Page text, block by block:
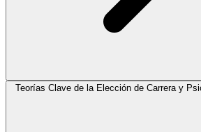
Teorías Clave de la Elección de Carrera y